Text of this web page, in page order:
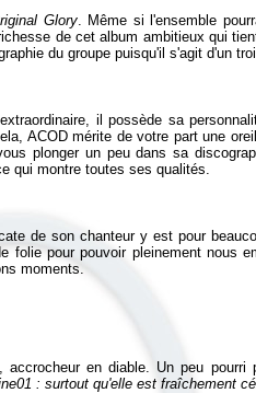
Glory. Même si l'ensemble
de cet album ambitieux qui
du groupe puisqu'il s'agit d'un
il possède sa
ACOD mérite de votre part une
plonger un peu dans sa
qui montre toutes ses qualités.
de son chanteur y est pour
folie pour pouvoir pleinement nous
moments.
en diable. Un peu pourri
: surtout qu'elle est fraîchement